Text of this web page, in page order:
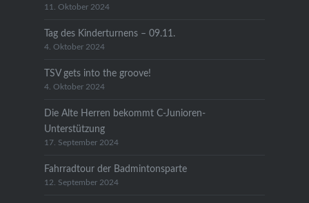
11. Oktober 2024
Tag des Kinderturnens – 09.11.
4. Oktober 2024
TSV gets into the groove!
4. Oktober 2024
Die Alte Herren bekommt C-Junioren-
Unterstützung
17. September 2024
Fahrradtour der Badmintonsparte
12. September 2024